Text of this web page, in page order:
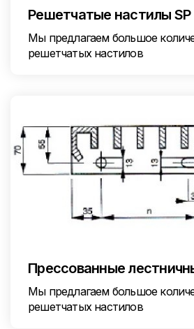
Решетчатые настилы SP
Мы предлагаем большое
решетчатых настилов
Прессованные
Мы предлагаем большое
решетчатых настилов